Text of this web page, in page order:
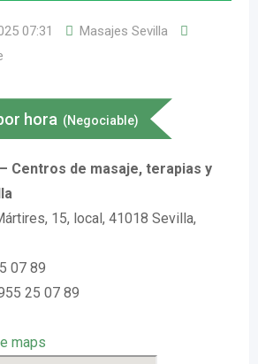
07:31
Masajes Sevilla
hora (Negociable)
Centros de masaje, terapias y
15, local, 41018 Sevilla,
07 89
25 07 89
maps